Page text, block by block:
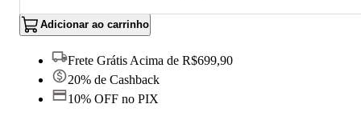
Adicionar ao carrinho
Frete Grátis Acima de R$699,90
20% de Cashback
10% OFF no PIX